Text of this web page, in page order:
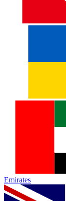
Emirates